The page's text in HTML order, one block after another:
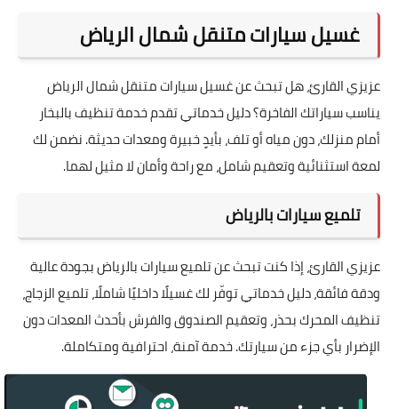
غسيل سيارات متنقل شمال الرياض
عزيزي القارئ، هل تبحث عن غسيل سيارات متنقل شمال الرياض
يناسب سياراتك الفاخرة؟ دليل خدماتي تقدم خدمة تنظيف بالبخار
أمام منزلك، دون مياه أو تلف، بأيدٍ خبيرة ومعدات حديثة. نضمن لك
لمعة استثنائية وتعقيم شامل، مع راحة وأمان لا مثيل لهما.
تلميع سيارات بالرياض
عزيزي القارئ، إذا كنت تبحث عن تلميع سيارات بالرياض بجودة عالية
ودقة فائقة، دليل خدماتي توفّر لك غسيلًا داخليًا شاملًا، تلميع الزجاج،
تنظيف المحرك بحذر، وتعقيم الصندوق والفرش بأحدث المعدات دون
الإضرار بأي جزء من سيارتك. خدمة آمنة، احترافية ومتكاملة.